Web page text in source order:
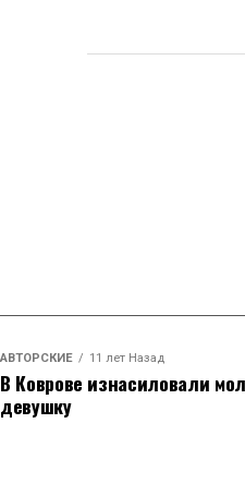
АВТОРСКИЕ 11 лет Назад
В Коврове изнасиловали
девушку